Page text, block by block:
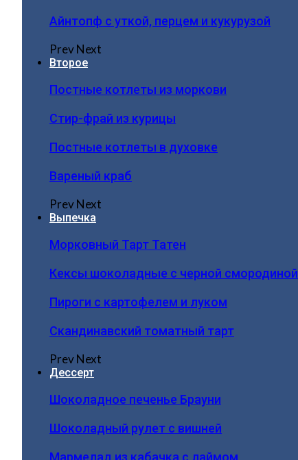
Айнтопф с уткой, перцем и кукурузой
PrevNext
Второе
Постные котлеты из моркови
Стир-фрай из курицы
Постные котлеты в духовке
Вареный краб
PrevNext
Выпечка
Морковный Тарт Татен
Кексы шоколадные с черной смородиной
Пироги c картофелем и луком
Скандинавский томатный тарт
PrevNext
Дессерт
Шоколадное печенье Брауни
Шоколадный рулет с вишней
Мармелад из кабачка с лаймом